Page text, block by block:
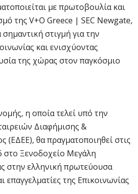
με πρωτοβουλία και
της V+O Greece | SEC Newgate,
στιγμή για την
και ενισχύοντας
της χώρας στον παγκόσμιο
η οποία τελεί υπό την
Διαφήμισης &
(ΕΔΕΕ), θα πραγματοποιηθεί στις
στο Ξενοδοχείο Μεγάλη
στην ελληνική πρωτεύουσα
επαγγελματίες της Επικοινωνίας